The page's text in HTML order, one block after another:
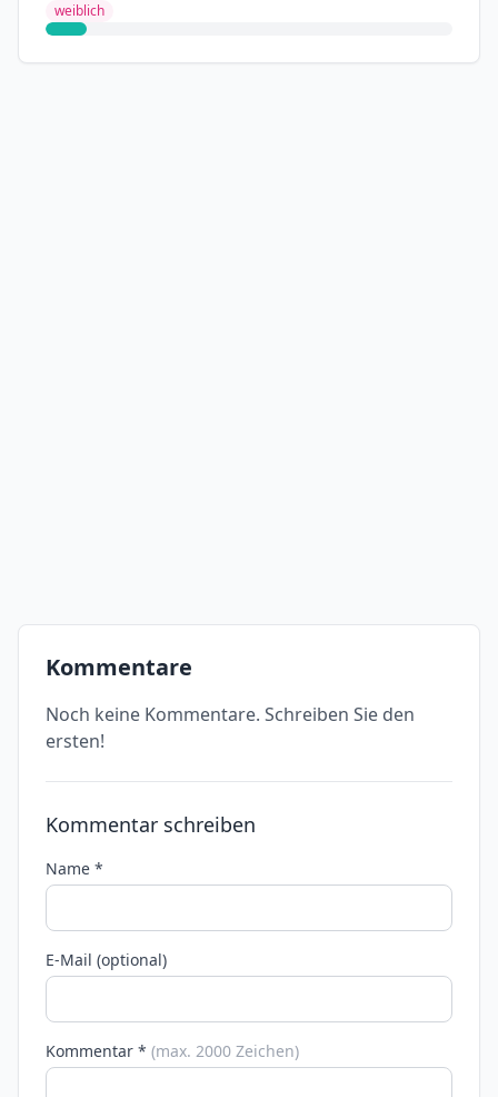
weiblich
Kommentare
Noch keine Kommentare. Schreiben Sie den
ersten!
Kommentar schreiben
Name *
E-Mail (optional)
Kommentar * (max. 2000 Zeichen)